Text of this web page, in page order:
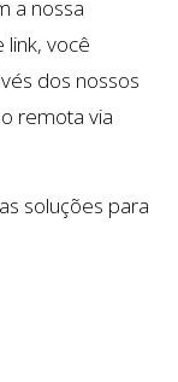
a nossa
você
dos nossos
remota via
soluções para